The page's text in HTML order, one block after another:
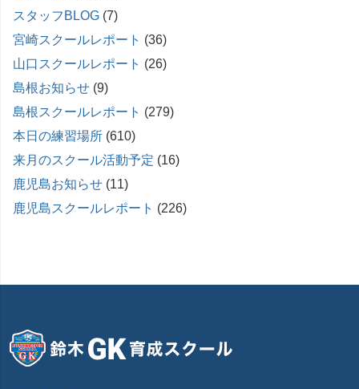
スタッフBLOG (7)
宮崎スクールレポート (36)
山口スクールレポート (26)
島根お知らせ (9)
島根スクールレポート (279)
本日の練習場所 (610)
来月のスクール活動予定 (16)
鹿児島お知らせ (11)
鹿児島スクールレポート (226)